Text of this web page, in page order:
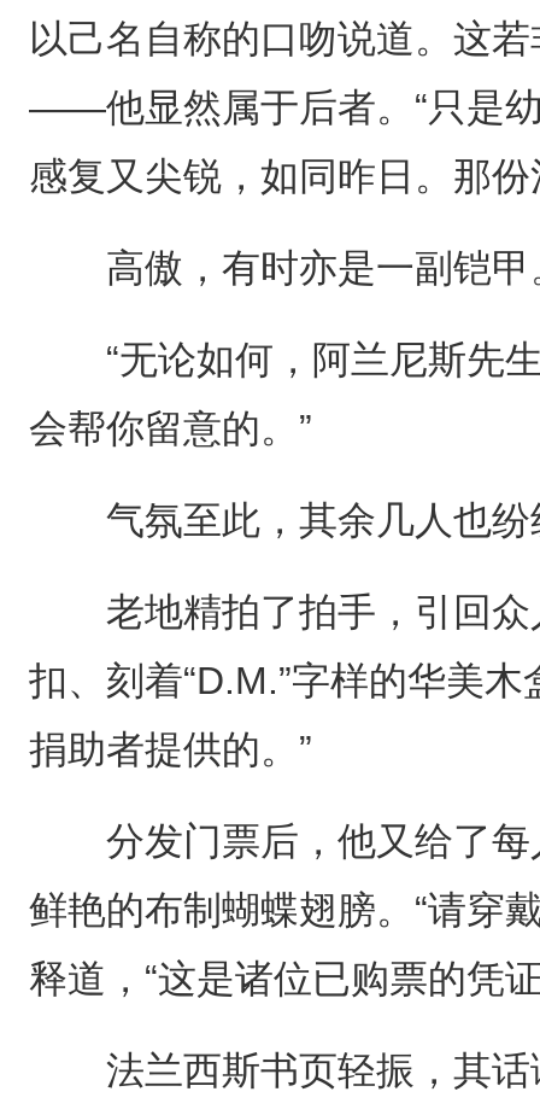
以己名自称的口吻说道。这
——他显然属于后者。“只是
感复又尖锐，如同昨日。那
高傲，有时亦是一副铠甲
“无论如何，阿兰尼斯先生
会帮你留意的。”
气氛至此，其余几人也纷
老地精拍了拍手，引回众
扣、刻着“D.M.”字样的华美
捐助者提供的。”
分发门票后，他又给了每
鲜艳的布制蝴蝶翅膀。“请穿
释道，“这是诸位已购票的凭
法兰西斯书页轻振，其话